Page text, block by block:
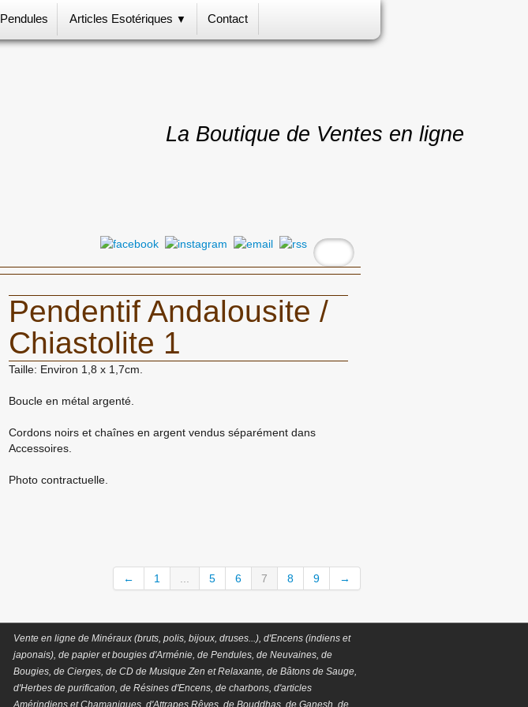
Pendules Articles Esotériques ▼ Contact
La Boutique de Ventes en ligne
Pendentif Andalousite /
Chiastolite 1
Taille: Environ 1,8 x 1,7cm.
Boucle en métal argenté.
Cordons noirs et chaînes en argent vendus séparément dans
Accessoires.
Photo contractuelle.
← 1 5 6 7 8 9 →
Vente en ligne de Minéraux (bruts, polis, bijoux, druses...), d'Encens (indiens et
japonais), de papier et bougies d'Arménie, de Pendules, de Neuvaines, de
Bougies, de Cierges, de CD de Musique Zen et Relaxante, de Bâtons de Sauge,
d'Herbes de purification, de Résines d'Encens, de charbons, d'articles
Amérindiens et Chamaniques, d'Attrapes Rêves, de Bouddhas, de Ganesh, de